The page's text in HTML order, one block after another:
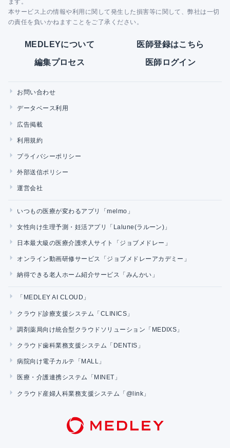
ます。
本サービス上の情報や利用に関して発生した損害等に関して、弊社は一切
の責任を負いかねますことをご了承ください。
MEDLEYについて 医師登録はこちら
編集プロセス 医師ログイン
お問い合わせ
データベース利用
広告掲載
利用規約
プライバシーポリシー
外部送信ポリシー
運営会社
いつもの医療が変わるアプリ「melmo」
女性向け生理予測・妊活アプリ「Lalune(ラルーン)」
日本最大級の医療介護求人サイト「ジョブメドレー」
オンライン動画研修サービス「ジョブメドレーアカデミー」
納得できる老人ホーム紹介サービス「みんかい」
「MEDLEY AI CLOUD」
クラウド診療支援システム「CLINICS」
調剤薬局向け統合型クラウドソリューション「MEDIXS」
クラウド歯科業務支援システム「DENTIS」
病院向け電子カルテ「MALL」
医療・介護連携システム「MINET」
クラウド産婦人科業務支援システム「@link」